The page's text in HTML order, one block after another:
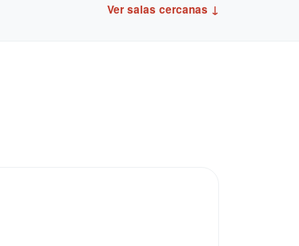
Ver salas cercanas ↓